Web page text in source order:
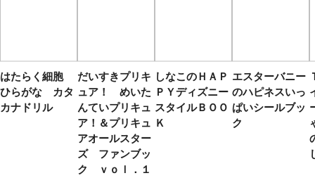
はたらく細胞
ひらがな カタ
カナドリル
だいすきプリキ
ュア！ めいた
んていプリキュ
ア！＆プリキュ
アオールスター
ズ ファンブッ
ク ｖｏｌ．１
しなこのＨＡＰ
ＰＹディズニー
スタイルＢＯＯ
Ｋ
エスターバニー
のハピネスいっ
ぱいシールブッ
ク